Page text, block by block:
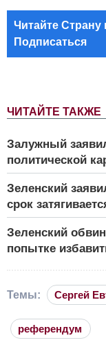
ЧИТАЙТЕ ТАКЖЕ
Залужный
политической
Зеленский
срок
Зеленский
попытке
Читайте Страну
Подписаться
Темы: Сергей
референдум